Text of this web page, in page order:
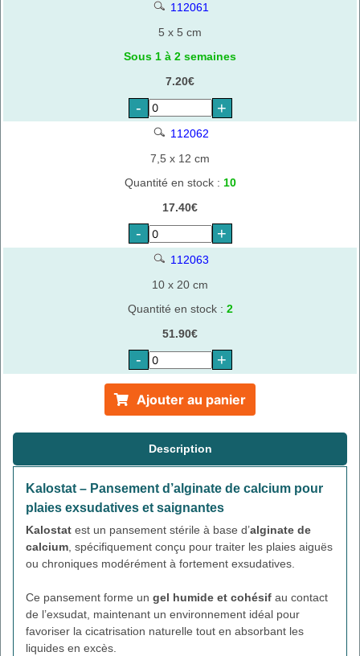
112061
5 x 5 cm
Sous 1 à 2 semaines
7.20€
- +
112062
7,5 x 12 cm
Quantité en stock : 10
17.40€
- +
112063
10 x 20 cm
Quantité en stock : 2
51.90€
- +
Ajouter au panier
Description
Kalostat – Pansement d’alginate de calcium pour
plaies exsudatives et saignantes
Kalostat est un pansement stérile à base d’alginate de
calcium, spécifiquement conçu pour traiter les plaies aiguës
ou chroniques modérément à fortement exsudatives.
Ce pansement forme un gel humide et cohésif au contact
de l’exsudat, maintenant un environnement idéal pour
favoriser la cicatrisation naturelle tout en absorbant les
liquides en excès.